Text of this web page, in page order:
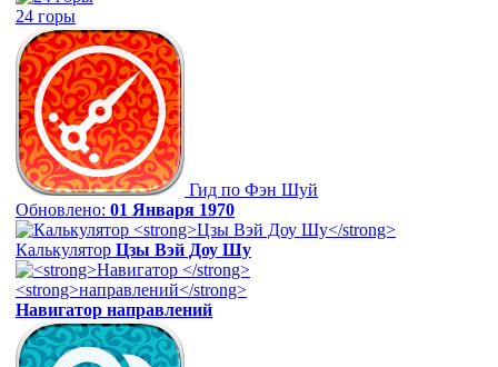
24 горы
Гид по Фэн Шуй
Обновлено: 01 Января 1970
Калькулятор Цзы Вэй Доу Шу
Навигатор направлений